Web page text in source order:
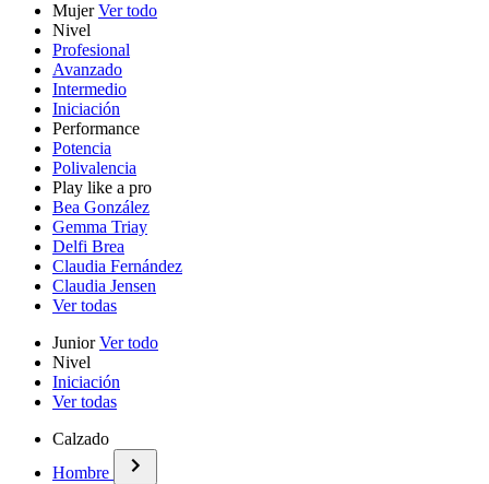
MujerVer todo
Nivel
Profesional
Avanzado
Intermedio
Iniciación
Performance
Potencia
Polivalencia
Play like a pro
Bea González
Gemma Triay
Delfi Brea
Claudia Fernández
Claudia Jensen
Ver todas
JuniorVer todo
Nivel
Iniciación
Ver todas
Calzado
Hombre